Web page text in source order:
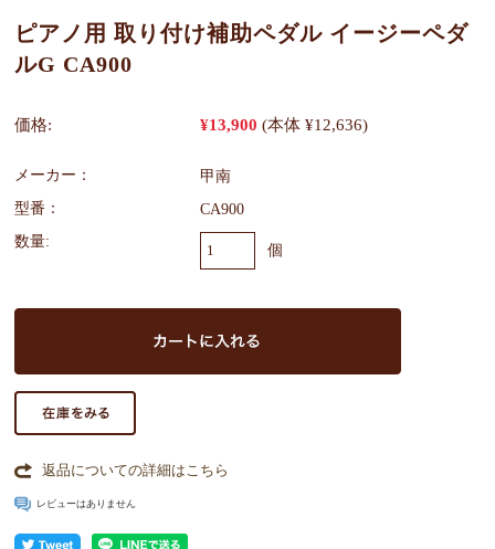
ピアノ用 取り付け補助ペダル イージーペダ
ルG CA900
価格: ¥13,900 (本体 ¥12,636)
メーカー：
甲南
型番：
CA900
数量:
個
返品についての詳細はこちら
レビューはありません